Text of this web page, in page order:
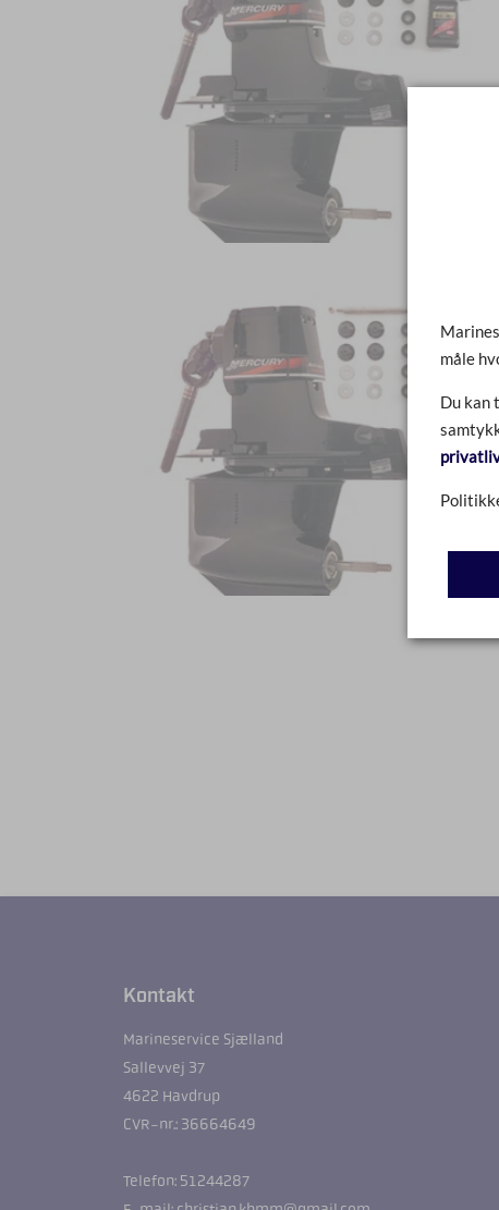
Kontakt
Marineservice Sjælland
Sallevvej 37
4622 Havdrup
CVR-nr.: 36664649
Telefon: 51244287
måle
Du kan